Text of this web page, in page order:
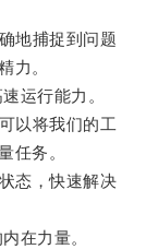
地捕捉到问题
力。
运行能力。
以将我们的工
任务。
态，快速解决
在力量。